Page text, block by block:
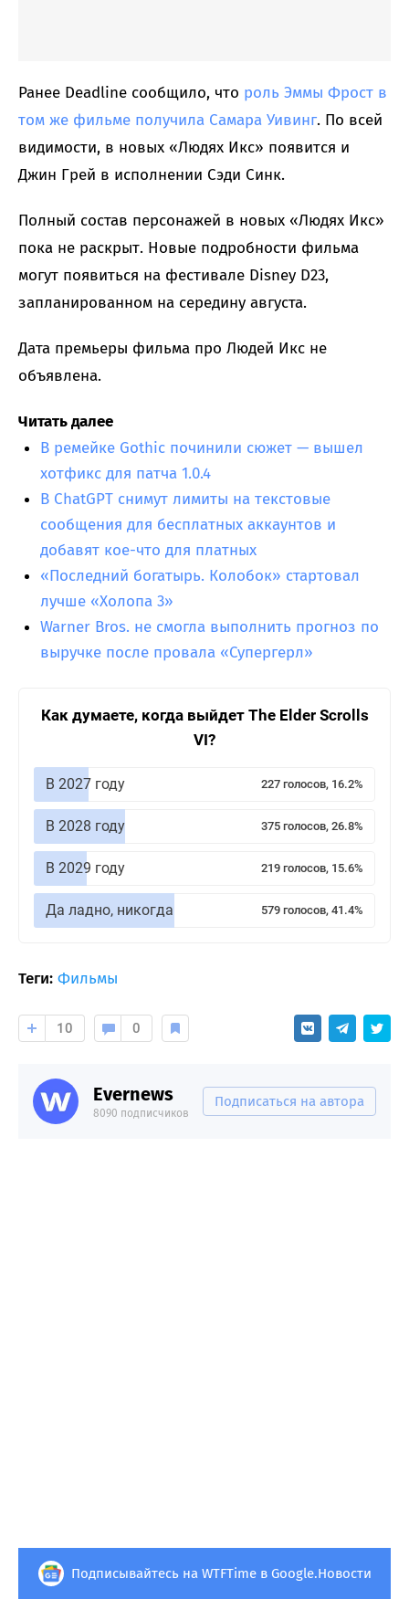
Ранее Deadline сообщило, что роль Эммы Фрост в
том же фильме получила Самара Уивинг. По всей
видимости, в новых «Людях Икс» появится и
Джин Грей в исполнении Сэди Синк.
Полный состав персонажей в новых «Людях Икс»
пока не раскрыт. Новые подробности фильма
могут появиться на фестивале Disney D23,
запланированном на середину августа.
Дата премьеры фильма про Людей Икс не
объявлена.
Читать далее
В ремейке Gothic починили сюжет — вышел
хотфикс для патча 1.0.4
В ChatGPT снимут лимиты на текстовые
сообщения для бесплатных аккаунтов и
добавят кое-что для платных
«Последний богатырь. Колобок» стартовал
лучше «Холопа 3»
Warner Bros. не смогла выполнить прогноз по
выручке после провала «Супергерл»
Как думаете, когда выйдет The Elder Scrolls
VI?
В 2027 году 227 голосов, 16.2%
В 2028 году 375 голосов, 26.8%
В 2029 году 219 голосов, 15.6%
Да ладно, никогда 579 голосов, 41.4%
Теги: Фильмы
10 0
Evernews
8090 подписчиков
Подписаться на автора
Подписывайтесь на WTFTime в Google.Новости